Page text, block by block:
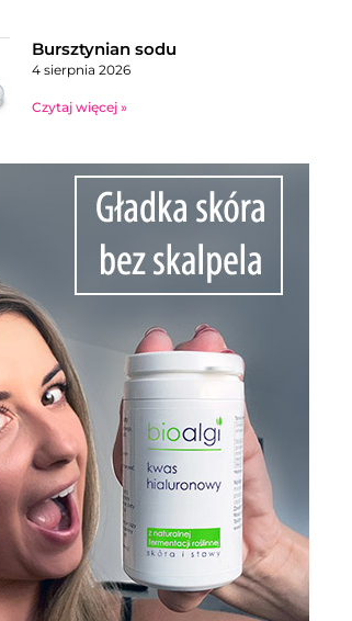
Bursztynian sodu
4 sierpnia 2026
Czytaj więcej »